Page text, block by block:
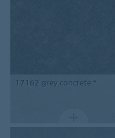
17162 grey concrete *